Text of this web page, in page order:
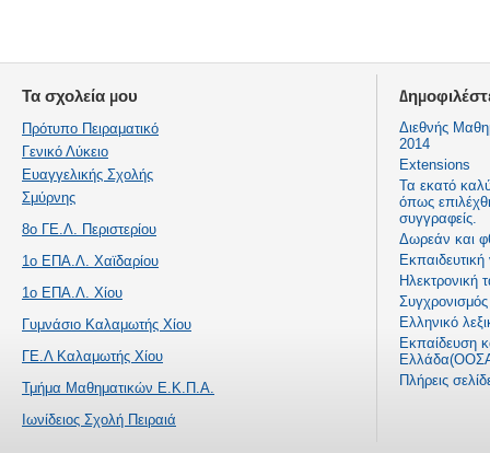
Τα σχολεία μου
Πρότυπο Πειραματικό
Γενικό Λύκειο
Ευαγγελικής Σχολής
Σμύρνης
8ο ΓΕ.Λ. Περιστερίου
1ο ΕΠΑ.Λ. Χαϊδαρίου
1ο ΕΠΑ.Λ. Χίου
Γυμνάσιο Καλαμωτής Χίου
ΓΕ.Λ Καλαμωτής Χίου
Τμήμα Μαθηματικών Ε.Κ.Π.Α.
Ιωνίδειος Σχολή Πειραιά
Διεθνής
2014
Extensions
Τα εκατό
όπως
συγγραφείς.
Δωρεάν και
Ηλεκτρονική
Ελληνικό
Εκπαίδευση
Πλήρεις